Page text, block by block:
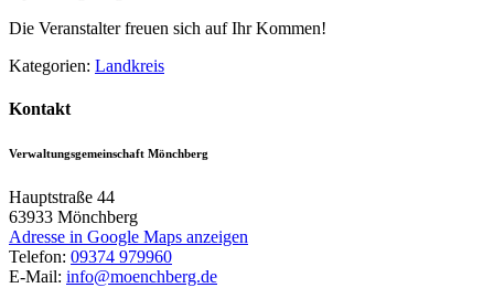
Die Veranstalter freuen sich auf Ihr Kommen!
Kategorien: Landkreis
Kontakt
Verwaltungsgemeinschaft Mönchberg
Hauptstraße 44
63933 Mönchberg
Adresse in Google Maps anzeigen
Telefon: 09374 979960
E-Mail: info@moenchberg.de